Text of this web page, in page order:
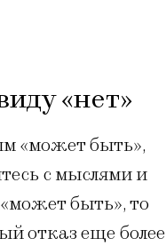
«нет»
«может быть»,
с мыслями и
быть», то
отказ еще более